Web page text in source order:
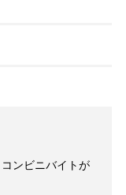
ンビニバイトが